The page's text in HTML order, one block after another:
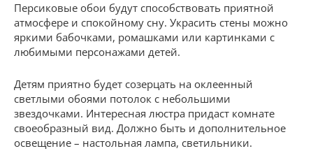
Персиковые обои будут способствовать приятной
атмосфере и спокойному сну. Украсить стены можно
яркими бабочками, ромашками или картинками с
любимыми персонажами детей.
Детям приятно будет созерцать на оклеенный
светлыми обоями потолок с небольшими
звездочками. Интересная люстра придаст комнате
своеобразный вид. Должно быть и дополнительное
освещение – настольная лампа, светильники.